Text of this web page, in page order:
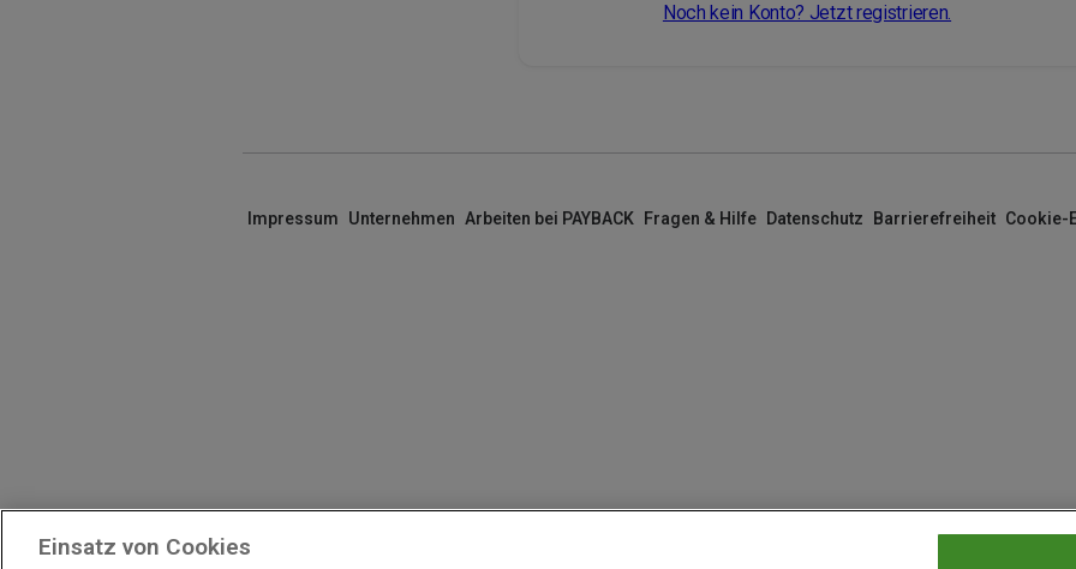
Noch kein Konto? Jetzt registrieren.
Impressum Unternehmen Arbeiten bei PAYBACK Fragen & Hilfe Datenschutz Barrierefreiheit Cookie-
Einsatz von Cookies